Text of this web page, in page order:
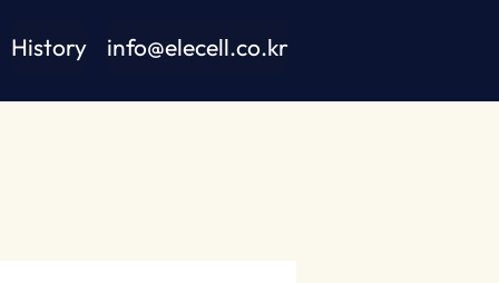
History info@elecell.co.kr